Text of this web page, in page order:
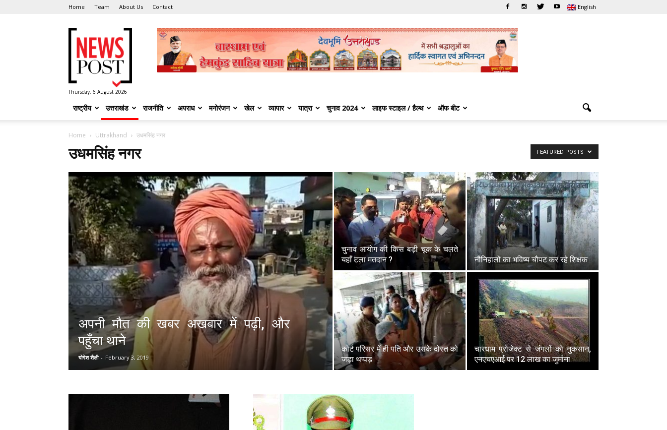
Home Team About Us Contact English
Post
Thursday, 6 August 2026
राष्ट्रीय उत्तराखंड राजनीति अपराध मनोरंजन खेल व्यापार यात्रा चुनाव 2024 लाइफ स्टाइल / हैल्थ ऑफ बीट
Home Uttrakhand उधमसिंह नगर
उधमसिंह नगर FEATURED POSTS
अपनी मौत की खबर अखबार में पढ़ी, और
पहुँचा थाने
योगेश शैली - February 3, 2019
चुनाव आयोग की किस बड़ी चूक के चलते
यहाँ टला मतदान ?
नौनिहालों का भविष्य चौपट कर रहे शिक्षक
कोर्ट परिसर में ही पति और उसके दोस्त को
जड़ा थप्पड़
चारधाम प्रोजेक्ट से जंगलों को नुकसान,
एनएचएआई पर 12 लाख का जुर्माना